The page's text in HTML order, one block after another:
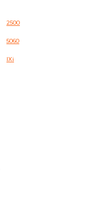
2500
5060
IXi